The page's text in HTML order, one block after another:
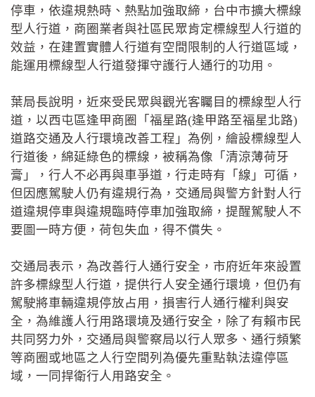
停車，依違規熱時、熱點加強取締，台中市擴大標線
型人行道，商圈業者與社區民眾肯定標線型人行道的
效益，在建置實體人行道有空間限制的人行道區域，
能運用標線型人行道發揮守護行人通行的功用。
葉局長說明，近來受民眾與觀光客矚目的標線型人行
道，以西屯區逢甲商圈「福星路(逢甲路至福星北路)
道路交通及人行環境改善工程」為例，繪設標線型人
行道後，綿延綠色的標線，被稱為像「清涼薄荷牙
膏」，行人不必再與車爭道，行走時有「線」可循，
但因應駕駛人仍有違規行為，交通局與警方針對人行
道違規停車與違規臨時停車加強取締，提醒駕駛人不
要圖一時方便，荷包失血，得不償失。
交通局表示，為改善行人通行安全，市府近年來設置
許多標線型人行道，提供行人安全通行環境，但仍有
駕駛將車輛違規停放占用，損害行人通行權利與安
全，為維護人行用路環境及通行安全，除了有賴市民
共同努力外，交通局與警察局以行人眾多、通行頻繁
等商圈或地區之人行空間列為優先重點執法違停區
域，一同捍衛行人用路安全。